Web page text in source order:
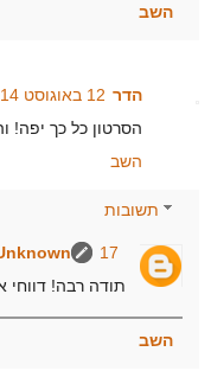
השב
הדר 12 באוגוסט 2014 בשעה 23:42
הסרטון כל כך יפה!
השב
תשובות
17 באוגוסט 2014 בשעה 10:35
תודה רבה!
השב